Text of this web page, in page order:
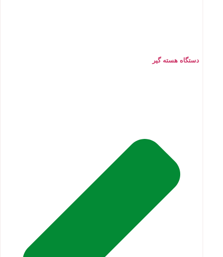
دستگاه هسته گیر